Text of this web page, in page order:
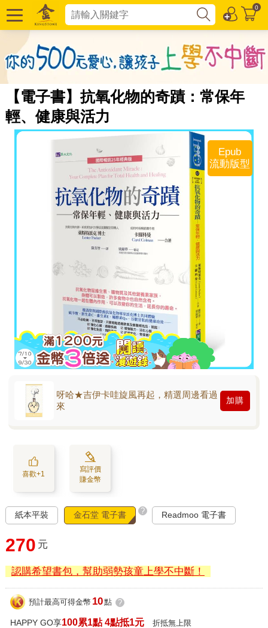
0
【電子書】抗氧化物的奇蹟：常保年
輕、健康與活力
Epub
流動版型
呀哈★吉伊卡哇旋風再起，精選周邊看過
來
加購
喜歡+1
寫評價
賺金幣
紙本平裝 金石堂 電子書 ? Readmoo 電子書
270 元
認購希望書包，幫助弱勢孩童上學不中斷！
預計最高可得金幣 10點 ?
HAPPY GO享100累1點 4點抵1元 折抵無上限